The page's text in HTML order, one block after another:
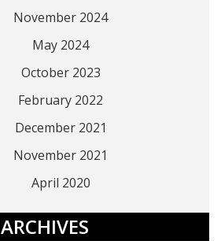
November 2024
May 2024
October 2023
February 2022
December 2021
November 2021
April 2020
ARCHIVES